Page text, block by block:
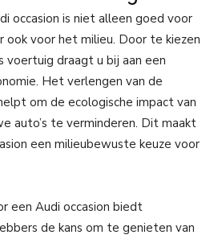
occasion is niet alleen goed voor
ook voor het milieu. Door te kiezen
voertuig draagt u bij aan een
Het verlengen van de
om de ecologische impact van
auto’s te verminderen. Dit maakt
een milieubewuste keuze voor
een Audi occasion biedt
de kans om te genieten van